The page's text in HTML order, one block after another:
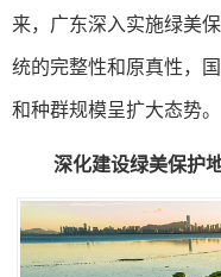
来，广东深入实施绿美
统的完整性和原真性，
和种群规模呈扩大态势。
深化建设绿美保护